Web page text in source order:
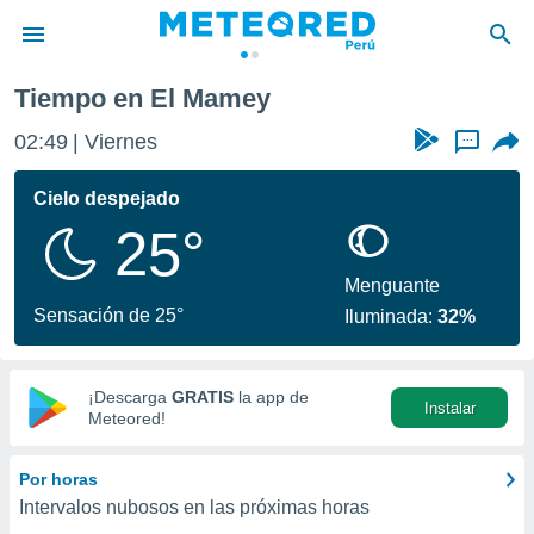
de
ha sido
calidad.
a este
las
y
digital
basada
Tiempo en El Mamey
02:49 Viernes ...
Cielo despejado
25°
Sensación de 25°
Menguante
Iluminada:32%
¡Descarga GRATIS la app de
Meteored!
Instalar
Por horas
Intervalos nubosos en las próximas horas